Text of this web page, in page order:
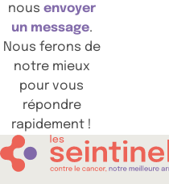
nous envoyer
un message.
Nous ferons de
notre mieux
pour vous
répondre
rapidement !